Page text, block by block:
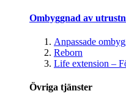
Ombyggnad av
Anpassade
Reborn
Life extension –
Övriga tjänster